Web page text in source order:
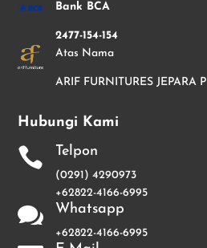
Bank BCA
2477-154-154
Atas Nama
ARIF FURNITURES JEPARA P
Hubungi Kami
 Telpon
(0291) 4290973
+62822-4166-6995
 Whatsapp
+62822-4166-6995